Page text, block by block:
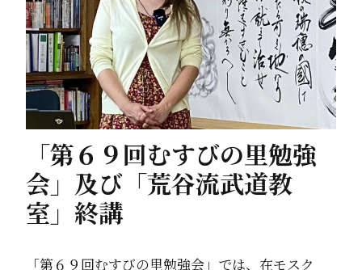
「第６９回むすびの里勉強
会」及び「荒谷流武道教
室」終講
「第６９回むすびの里勉強会」では、在モスク